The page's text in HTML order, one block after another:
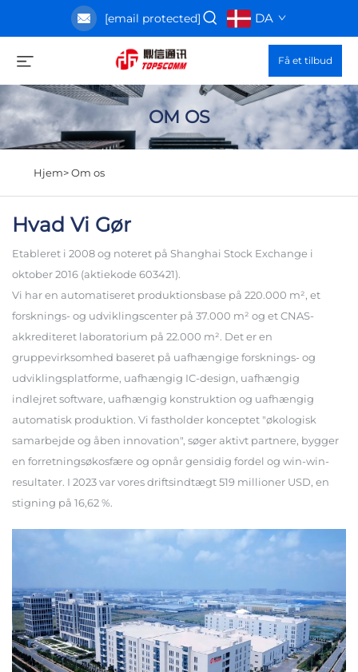
[email protected] DA
Få et tilbud
OM OS
Hjem>Om os
Hvad Vi Gør
Etableret i 2008 og noteret på Shanghai Stock Exchange i
oktober 2016 (aktiekode 603421).
Vi har en automatiseret produktionsbase på 220.000 m², et
forsknings- og udviklingscenter på 37.000 m² og et CNAS-
akkrediteret laboratorium på 22.000 m². Det er en
gruppevirksomhed baseret på uafhængige forsknings- og
udviklingsplatforme, uafhængig IC-design, uafhængig
indlejret software, uafhængig konstruktion og uafhængig
automatisk produktion. Vi fastholder konceptet "økologisk
samarbejde og åben innovation", søger aktivt partnere, bygger
en forretningsøkosfære og opnår gensidig fordel og win-win-
resultater. I 2023 var vores driftsindtægt 519 millioner USD, en
stigning på 16,62 %.